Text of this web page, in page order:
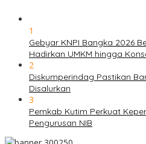
1
Gebyar KNPI Bangka 2026
Hadirkan UMKM hingga
2
Diskumperindag Pastikan
Disalurkan
3
Pemkab Kutim Perkuat
Pengurusan NIB